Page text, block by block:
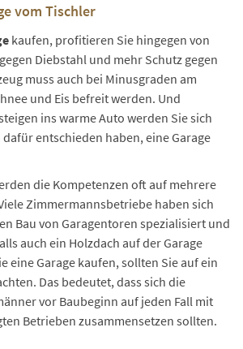
vom Tischler
kaufen, profitieren Sie hingegen von
Diebstahl und mehr Schutz gegen
muss auch bei Minusgraden am
und Eis befreit werden. Und
ins warme Auto werden Sie sich
entschieden haben, eine Garage
die Kompetenzen oft auf mehrere
Zimmermannsbetriebe haben sich
Bau von Garagentoren spezialisiert und
auch ein Holzdach auf der Garage
eine Garage kaufen, sollten Sie auf ein
Das bedeutet, dass sich die
vor Baubeginn auf jeden Fall mit
Betrieben zusammensetzen sollten.